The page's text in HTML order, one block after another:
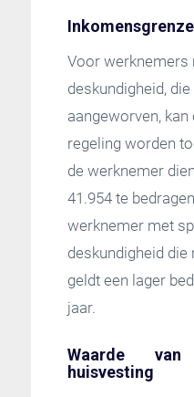
Voor werknemers
deskundigheid,
aangeworven, kan
regeling worden
de werknemer
41.954 te
werknemer met
deskundigheid die
geldt een lager
jaar.
Waarde
huisvesting